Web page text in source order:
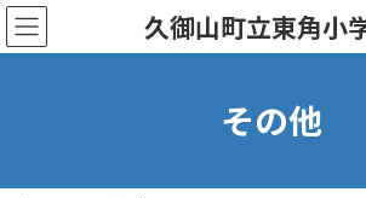
コ
ン
テ
ナ
ビ
ゲ
久御山町立東角小
その他